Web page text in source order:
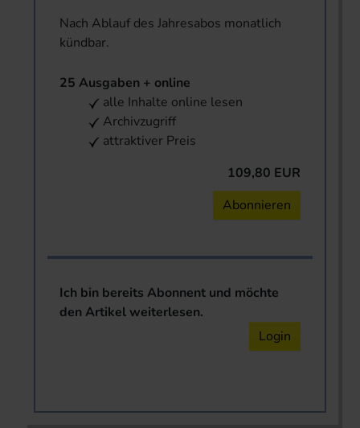
Nach Ablauf des Jahresabos monatlich
kündbar.
25 Ausgaben + online
alle Inhalte online lesen
Archivzugriff
attraktiver Preis
109,80 EUR
Abonnieren
Ich bin bereits Abonnent und möchte
den Artikel weiterlesen.
Login